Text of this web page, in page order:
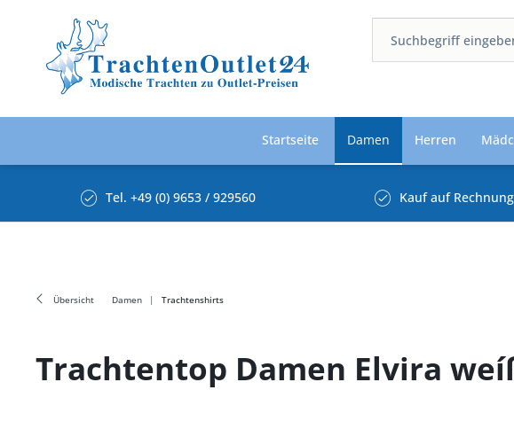
Startseite Damen Herren
Tel. +49 (0) 9653 / 929560 Kauf auf Rechnung
Übersicht Damen Trachtenshirts
Trachtentop Damen Elvira